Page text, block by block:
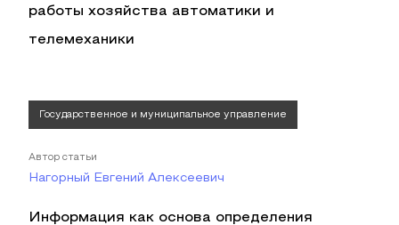
работы хозяйства автоматики и
телемеханики
Государственное и муниципальное управление
Автор статьи
Нагорный Евгений Алексеевич
Информация как основа определения